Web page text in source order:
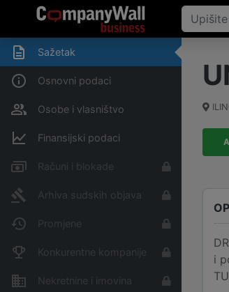
Sažetak
Osnovni podaci
Osobe i vlasništvo
Finansijski podaci
Računi i blokade
Arhiva sudskih objava
Promjene
Konkurentne kompanije
Nekretnine i imovina
i